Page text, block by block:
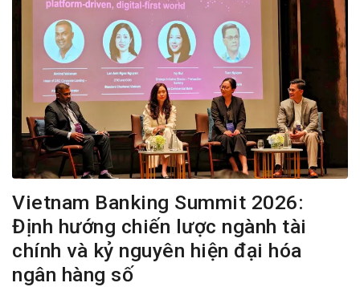
Vietnam Banking Summit 2026:
Định hướng chiến lược ngành tài
chính và kỷ nguyên hiện đại hóa
ngân hàng số